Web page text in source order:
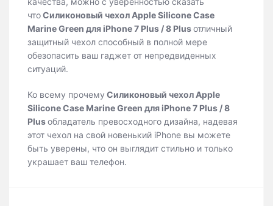
чтоСиликоновый чехол Apple Silicone Case
Marine Green для iPhone 7 Plus / 8 Plusотличный
защитный чехол способный в полной мере
обезопасить ваш гаджет от непредвиденных
ситуаций.
Ко всему прочему Силиконовый чехол Apple
Silicone Case Marine Green для iPhone 7 Plus / 8
Plusобладатель превосходного дизайна, надевая
этот чехол на свой новенький iPhone вы можете
быть уверены, что он выглядит стильно и только
украшает ваш телефон.